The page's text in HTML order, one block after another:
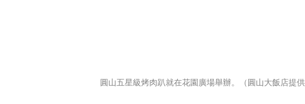
圓山五星級烤肉趴就在花園廣場舉辦。（圓山大飯店提供